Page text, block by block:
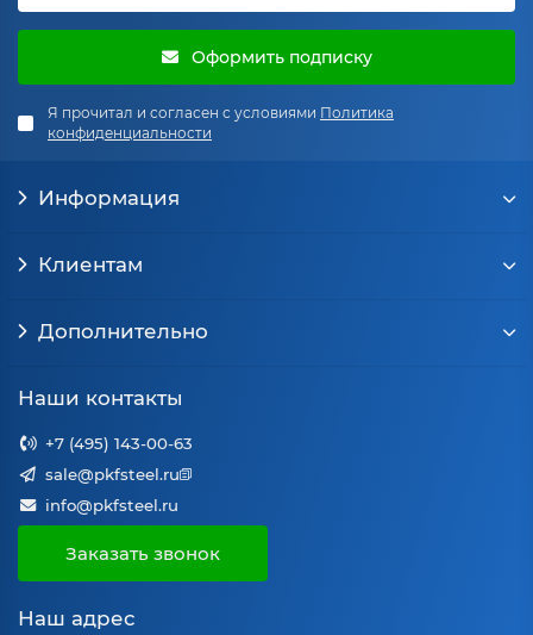
Оформить подписку
Я прочитал и согласен с условиями Политика
конфиденциальности
Информация
Клиентам
Дополнительно
Наши контакты
+7 (495) 143-00-63
sale@pkfsteel.ru
info@pkfsteel.ru
Заказать звонок
Наш адрес